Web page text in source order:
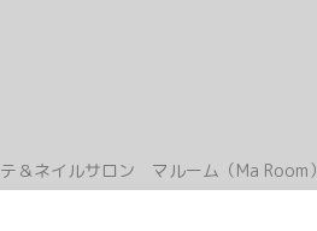
＆ネイルサロン マルーム（Ma Room）